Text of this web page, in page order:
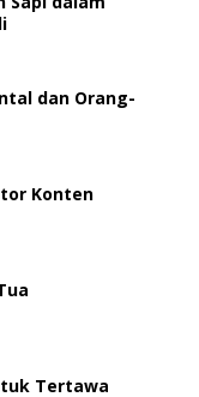
dan Orang-
Konten
Tertawa